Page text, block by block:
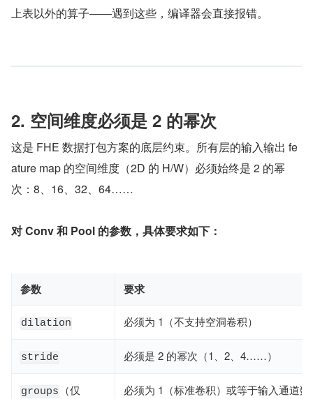
上表以外的算子——遇到这些，编译器会直接报错。
2. 空间维度必须是 2 的幂次
这是 FHE 数据打包方案的底层约束。所有层的输入输出 fe
ature map 的空间维度（2D 的 H/W）必须始终是 2 的幂
次：8、16、32、64……
对 Conv 和 Pool 的参数，具体要求如下：
参数 要求
dilation 必须为 1（不支持空洞卷积）
stride 必须是 2 的幂次（1、2、4……）
groups
（仅
必须为 1（标准卷积）或等于输入通道